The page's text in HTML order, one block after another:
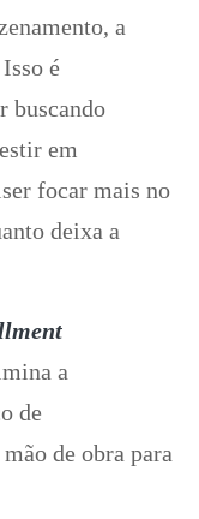
a
é
buscando
em
focar mais no
deixa a
a
de
de obra para